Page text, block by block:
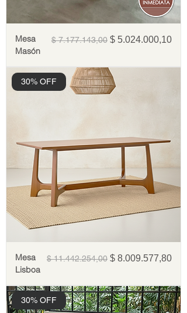
Mesa
Masón
Precio
$ 7.177.143,00 Precio de oferta
$ 5.024.000,10
30% OFF
Mesa
Lisboa
Precio
$ 11.442.254,00 Precio de oferta
$ 8.009.577,80
30% OFF